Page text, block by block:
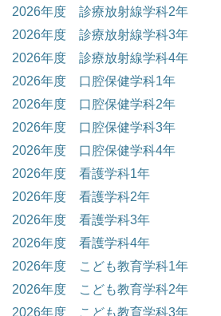
2026年度 診療放射線学科2年
2026年度 診療放射線学科3年
2026年度 診療放射線学科4年
2026年度 口腔保健学科1年
2026年度 口腔保健学科2年
2026年度 口腔保健学科3年
2026年度 口腔保健学科4年
2026年度 看護学科1年
2026年度 看護学科2年
2026年度 看護学科3年
2026年度 看護学科4年
2026年度 こども教育学科1年
2026年度 こども教育学科2年
2026年度 こども教育学科3年